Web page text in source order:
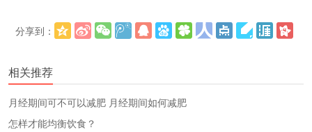
分享到：
相关推荐
​月经期间可不可以减肥 月经期间如何减肥
怎样才能均衡饮食？